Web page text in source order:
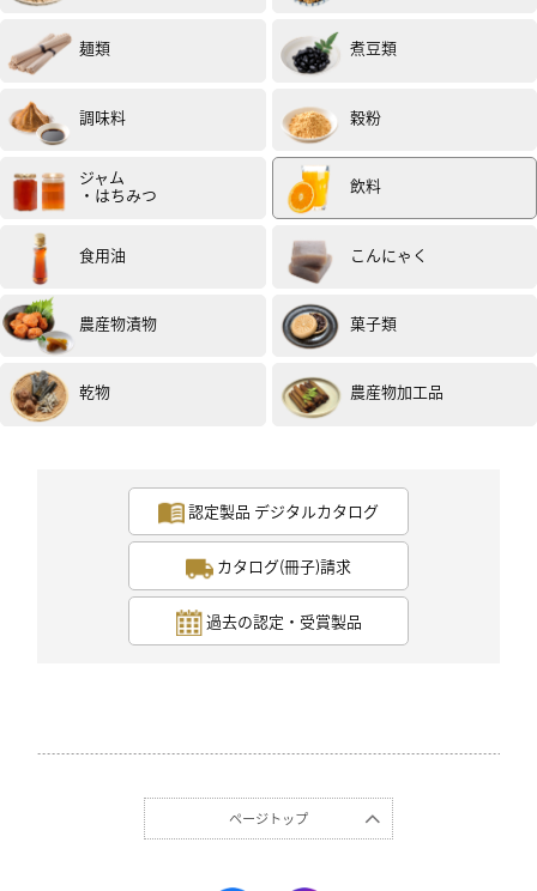
麺類 煮豆類
調味料 穀粉
ジャム
・はちみつ 飲料
食用油 こんにゃく
農産物漬物 菓子類
乾物 農産物加工品
認定製品 デジタルカタログ
カタログ(冊子)請求
過去の認定・受賞製品
ページトップ